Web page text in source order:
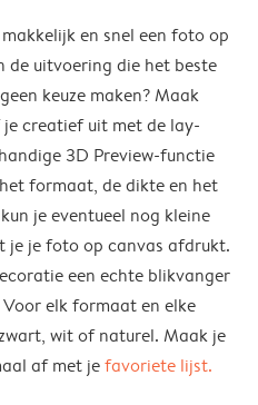
en snel een foto op
de uitvoering die het beste
keuze maken? Maak
creatief uit met de lay-
3D Preview-functie
formaat, de dikte en het
je eventueel nog kleine
je je foto op canvas afdrukt.
een echte blikvanger
elk formaat en elke
wit of naturel. Maak je
af met jefavoriete lijst.